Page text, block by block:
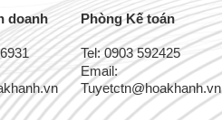
doanh Phòng Kế toán
Tel: 0903 592425
Email:
Tuyetctn@hoakhanh.vn